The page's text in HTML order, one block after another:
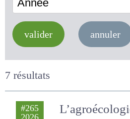
valider annuler
7 résultats